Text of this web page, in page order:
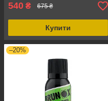
540 ₴ 675 ₴
Купити
–20%